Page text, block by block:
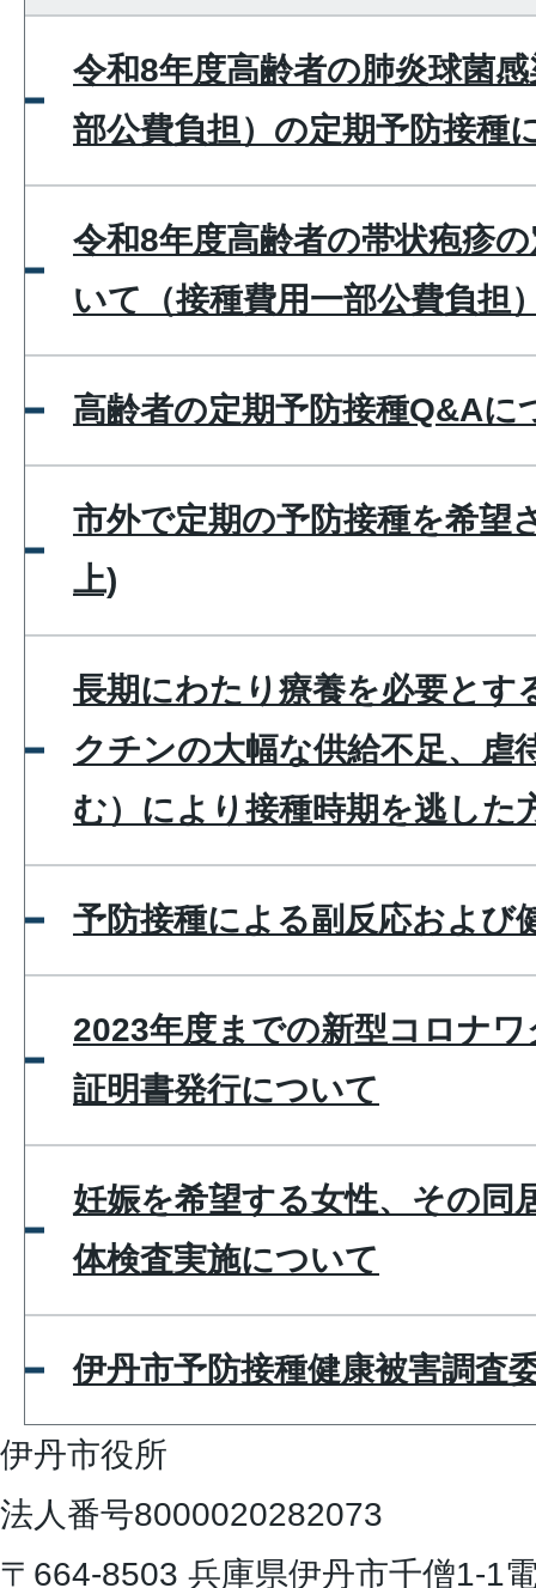
令和8年度高齢者の肺炎球菌
部公費負担）の定期予防接種
令和8年度高齢者の帯状疱疹
いて（接種費用一部公費負担
高齢者の定期予防接種Q&Aに
市外で定期の予防接種を希望
上)
長期にわたり療養を必要とす
クチンの大幅な供給不足、虐
む）により接種時期を逃した
予防接種による副反応および
2023年度までの新型コロナ
証明書発行について
妊娠を希望する女性、その同
体検査実施について
伊丹市予防接種健康被害調査
伊丹市役所
法人番号8000020282073
〒664-8503 兵庫県伊丹市千僧1-1